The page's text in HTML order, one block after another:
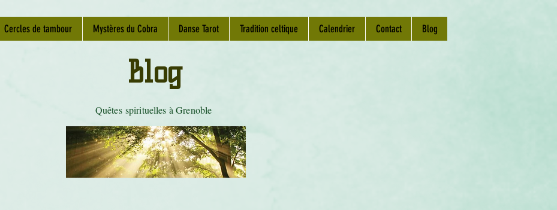
Cercles de tambour Mystères du Cobra Danse Tarot Tradition celtique Calendrier Contact Blog
Quêtes spirituelles à Grenoble
Blog